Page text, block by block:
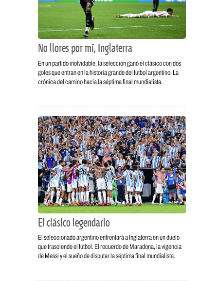
No llores por mí, Inglaterra
En un partido inolvidable, la selección ganó el clásico con dos
goles que entran en la historia grande del fútbol argentino. La
crónica del camino hacia la séptima final mundialista.
El clásico legendario
El seleccionado argentino enfrentará a Inglaterra en un duelo
que trasciende el fútbol. El recuerdo de Maradona, la vigencia
de Messi y el sueño de disputar la séptima final mundialista.